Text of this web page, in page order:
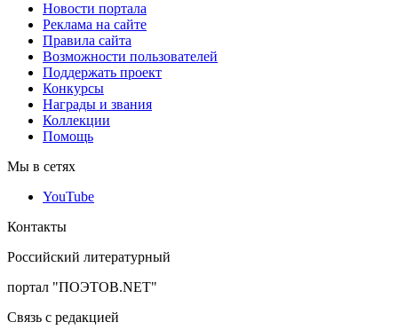
Новости портала
Реклама на сайте
Правила сайта
Возможности пользователей
Поддержать проект
Конкурсы
Награды и звания
Коллекции
Помощь
Мы в сетях
YouTube
Контакты
Российский литературный
портал "ПОЭТОВ.NET"
Связь с редакцией